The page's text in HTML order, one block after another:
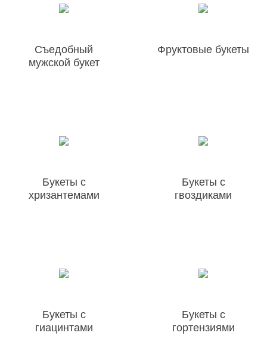
Съедобный
мужской букет
Фруктовые букеты
Букеты с
хризантемами
Букеты с
гвоздиками
Букеты с
гиацинтами
Букеты с
гортензиями